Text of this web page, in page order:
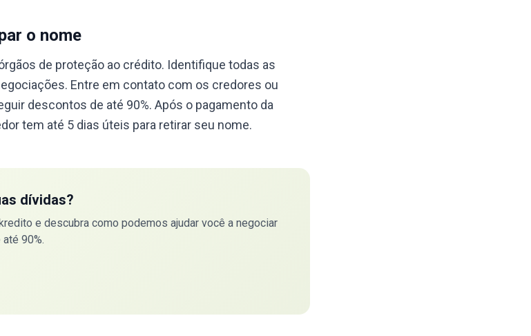
o nome
de proteção ao crédito. Identifique todas as
Entre em contato com os credores ou
descontos de até 90%. Após o pagamento da
tem até 5 dias úteis para retirar seu nome.
dívidas?
e descubra como podemos ajudar você a negociar
90%.